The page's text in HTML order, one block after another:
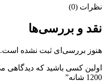
نظرات (0)
نقد و بررسی‌ها
هنوز بررسی‌ای ثبت نشده است.
1200 شانه”